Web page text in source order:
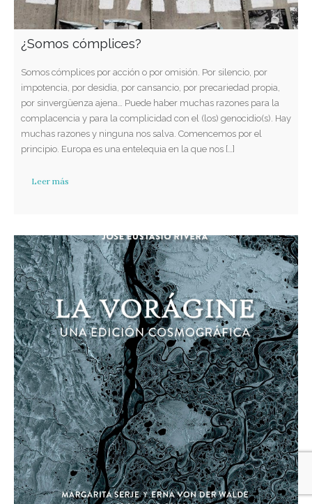
¿Somos cómplices?
Somos cómplices por acción o por omisión. Por silencio, por
impotencia, por desidia, por cansancio, por precariedad propia,
por sinvergüenza ajena… Puede haber muchas razones para la
complacencia y para la complicidad con el (los) genocidio(s). Hay
muchas razones y ninguna nos salva. Comencemos por el
principio. Europa es una entelequia en la que nos […]
Leer más